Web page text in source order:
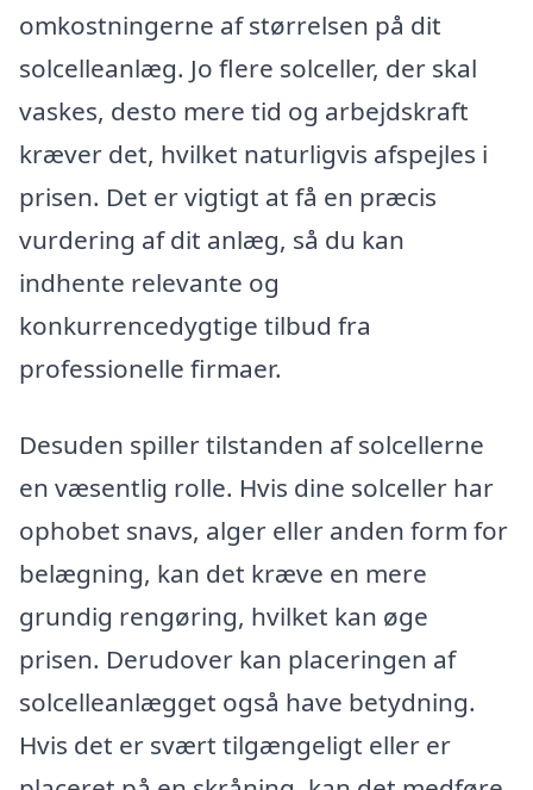
omkostningerne af størrelsen på dit
solcelleanlæg. Jo flere solceller, der skal
vaskes, desto mere tid og arbejdskraft
kræver det, hvilket naturligvis afspejles i
prisen. Det er vigtigt at få en præcis
vurdering af dit anlæg, så du kan
indhente relevante og
konkurrencedygtige tilbud fra
professionelle firmaer.
Desuden spiller tilstanden af solcellerne
en væsentlig rolle. Hvis dine solceller har
ophobet snavs, alger eller anden form for
belægning, kan det kræve en mere
grundig rengøring, hvilket kan øge
prisen. Derudover kan placeringen af
solcelleanlægget også have betydning.
Hvis det er svært tilgængeligt eller er